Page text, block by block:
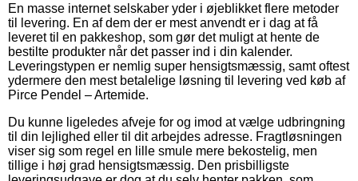
En masse internet selskaber yder i øjeblikket flere metoder
til levering. En af dem der er mest anvendt er i dag at få
leveret til en pakkeshop, som gør det muligt at hente de
bestilte produkter når det passer ind i din kalender.
Leveringstypen er nemlig super hensigtsmæssig, samt oftest
ydermere den mest betalelige løsning til levering ved køb af
Pirce Pendel – Artemide.
Du kunne ligeledes afveje for og imod at vælge udbringning
til din lejlighed eller til dit arbejdes adresse. Fragtløsningen
viser sig som regel en lille smule mere bekostelig, men
tillige i høj grad hensigtsmæssig. Den prisbilligste